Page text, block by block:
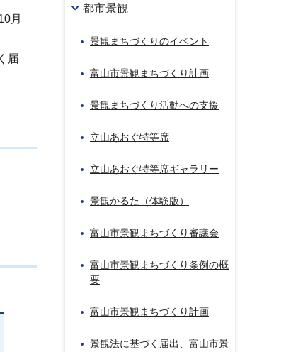
月
届
都市景観
景観まちづくりのイベント
富山市景観まちづくり計画
景観まちづくり活動への支援
立山あおぐ特等席
立山あおぐ特等席ギャラリー
景観かるた（体験版）
富山市景観まちづくり審議会
富山市景観まちづくり条例の概
要
富山市景観まちづくり計画
景観法に基づく届出、富山市景